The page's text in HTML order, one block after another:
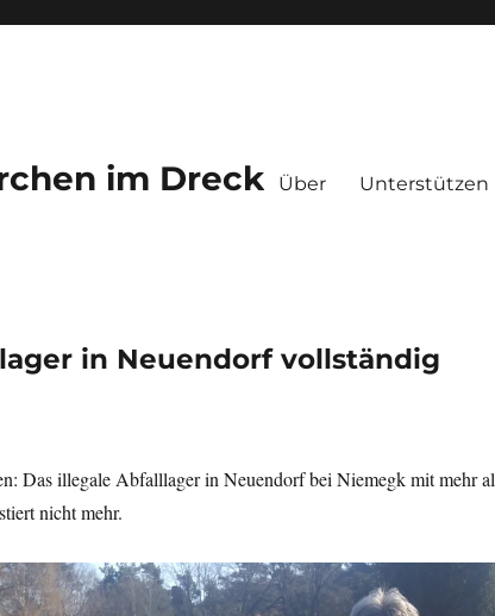
im Dreck Über Unterstützen
in Neuendorf vollständig
Das illegale Abfalllager in Neuendorf bei Niemegk mit mehr
nicht mehr.